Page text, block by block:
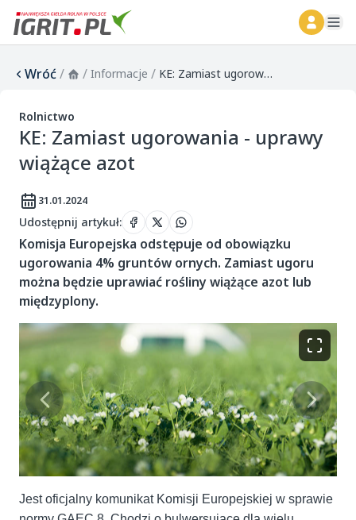
Wróć/ / Informacje / KE: Zamiast ugorowania - uprawy wiążące azot
Rolnictwo
KE: Zamiast ugorowania - uprawy
wiążące azot
31.01.2024
Udostępnij artykuł:
Komisja Europejska odstępuje od obowiązku
ugorowania 4% gruntów ornych. Zamiast ugoru
można będzie uprawiać rośliny wiążące azot lub
międzyplony.
Jest oficjalny komunikat Komisji Europejskiej w sprawie